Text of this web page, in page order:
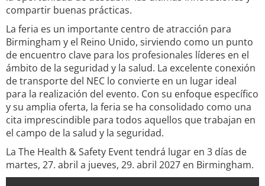
compartir buenas prácticas.
La feria es un importante centro de atracción para
Birmingham y el Reino Unido, sirviendo como un punto
de encuentro clave para los profesionales líderes en el
ámbito de la seguridad y la salud. La excelente conexión
de transporte del NEC lo convierte en un lugar ideal
para la realización del evento. Con su enfoque específico
y su amplia oferta, la feria se ha consolidado como una
cita imprescindible para todos aquellos que trabajan en
el campo de la salud y la seguridad.
La The Health & Safety Event tendrá lugar en 3 días de
martes, 27. abril a jueves, 29. abril 2027 en Birmingham.